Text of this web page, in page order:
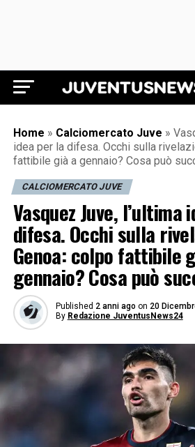
Juventus
Home » Calciomercato Juve »
idea per la difesa. Occhi sulla
fattibile già a gennaio? Cosa può
CALCIOMERCATO JUVE
Vasquez Juve, l’ultima
difesa. Occhi sulla
Genoa: colpo fattibile
gennaio? Cosa può
Published 2 anni ago on 20
By Redazione JuventusNews24